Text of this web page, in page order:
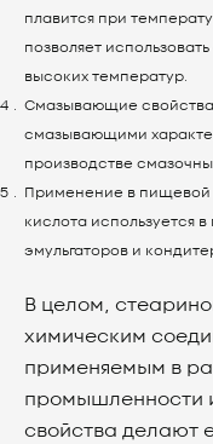
плавится при
позволяет
высоких температур.
Смазывающие
смазывающими
производстве
Применение в
кислота используется
эмульгаторов и
В целом,
химическим
применяемым в
промышленности
свойства делают